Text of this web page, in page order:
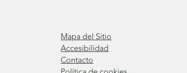
Mapa del Sitio
Accesibilidad
Contacto